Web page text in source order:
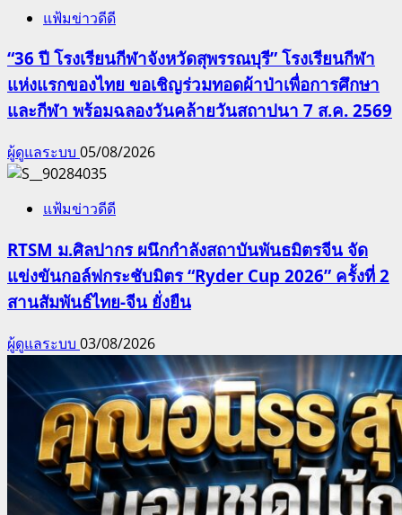
แฟ้มข่าวดีดี
“36 ปี โรงเรียนกีฬาจังหวัดสุพรรณบุรี” โรงเรียนกีฬา
แห่งแรกของไทย ขอเชิญร่วมทอดผ้าป่าเพื่อการศึกษา
และกีฬา พร้อมฉลองวันคล้ายวันสถาปนา 7 ส.ค. 2569
ผู้ดูแลระบบ 05/08/2026
แฟ้มข่าวดีดี
RTSM ม.ศิลปากร ผนึกกำลังสถาบันพันธมิตรจีน จัด
แข่งขันกอล์ฟกระชับมิตร “Ryder Cup 2026” ครั้งที่ 2
สานสัมพันธ์ไทย-จีน ยั่งยืน
ผู้ดูแลระบบ 03/08/2026